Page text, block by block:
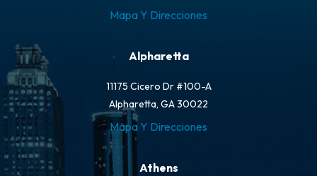
Mapa Y Direcciones
Alpharetta
11175 Cicero Dr #100-A
Alpharetta, GA 30022
Mapa Y Direcciones
Athens